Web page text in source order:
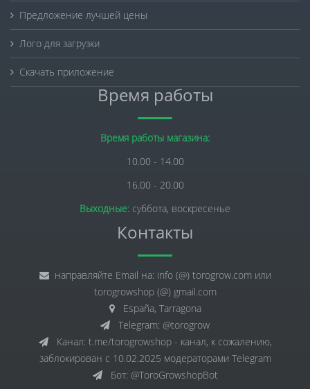
Предложение лучшей цены
Лого для загрузки
Скачать приложение
Время работы
Время работы магазина:
10.00 - 14.00
16.00 - 20.00
Выходные: суббота, воскресенье
Контакты
направляйте Email на: info (@) torogrow.com или
torogrowshop (@) gmail.com
España, Tarragona
Telegram: @torogrow
Канал: t.me/torogrowshop - канал, к сожалению,
заблокирован с 10.02.2025 модераторами Telegram
Бот: @ToroGrowshopBot